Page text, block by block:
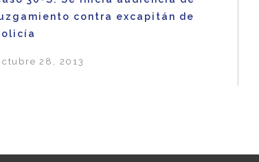
contra excapitán de
28, 2013